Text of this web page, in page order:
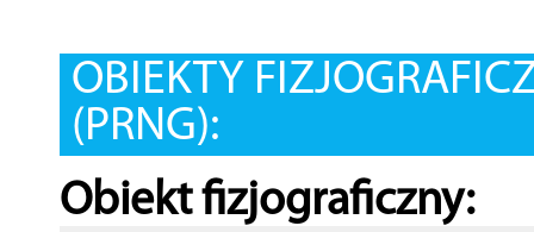
OBIEKTY
(PRNG):
Obiekt fizjograficzny: